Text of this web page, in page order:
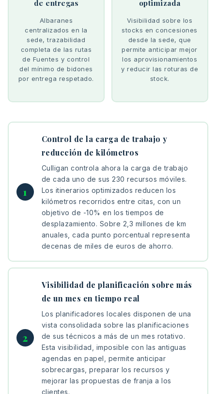
de entregas
Albaranes
centralizados en la
sede, trazabilidad
completa de las rutas
de Fuentes y control
del mínimo de bidones
por entrega respetado.
optimizada
Visibilidad sobre los
stocks en concesiones
desde la sede, que
permite anticipar mejor
los aprovisionamientos
y reducir las roturas de
stock.
Control de la carga de trabajo y
reducción de kilómetros
Culligan controla ahora la carga de trabajo
de cada uno de sus 230 recursos móviles.
Los itinerarios optimizados reducen los
kilómetros recorridos entre citas, con un
objetivo de -10% en los tiempos de
desplazamiento. Sobre 2,3 millones de km
anuales, cada punto porcentual representa
decenas de miles de euros de ahorro.
Visibilidad de planificación sobre más
de un mes en tiempo real
Los planificadores locales disponen de una
vista consolidada sobre las planificaciones
de sus técnicos a más de un mes rotativo.
Esta visibilidad, imposible con las antiguas
agendas en papel, permite anticipar
sobrecargas, preparar los recursos y
mejorar las propuestas de franja a los
clientes.